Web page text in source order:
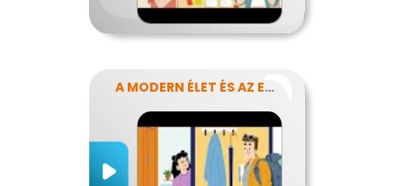
A MODERN ÉLET ÉS AZ ENERGIA